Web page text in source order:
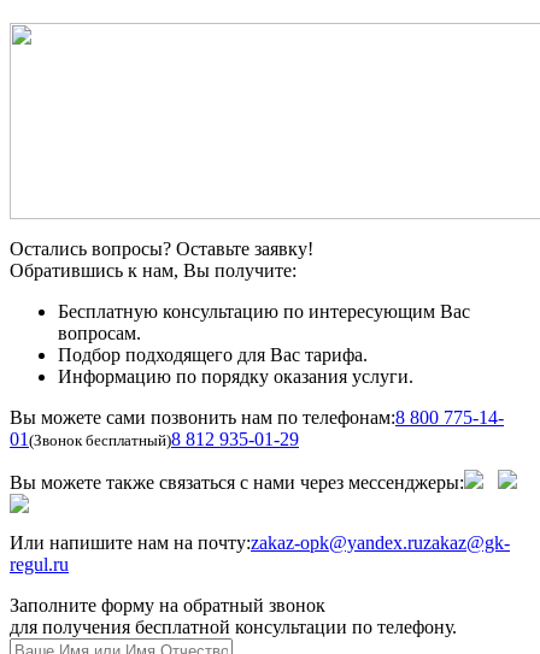
Остались вопросы? Оставьте заявку!
Обратившись к нам, Вы получите:
Бесплатную консультацию по интересующим Вас
вопросам.
Подбор подходящего для Вас тарифа.
Информацию по порядку оказания услуги.
Вы можете сами позвонить нам по телефонам:8 800 775-14-
01 (Звонок бесплатный)8 812 935-01-29
Вы можете также связаться с нами через мессенджеры:
Или напишите нам на почту:zakaz-opk@yandex.ruzakaz@gk-
regul.ru
Заполните форму на обратный звонок
для получения бесплатной консультации по телефону.